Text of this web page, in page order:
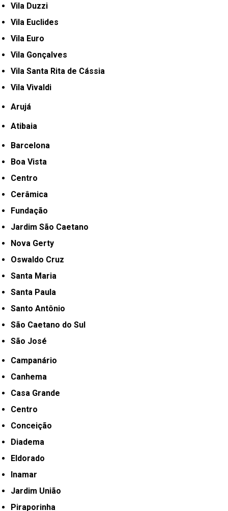
Vila Duzzi
Vila Euclides
Vila Euro
Vila Gonçalves
Vila Santa Rita de Cássia
Vila Vivaldi
Arujá
Atibaia
Barcelona
Boa Vista
Centro
Cerâmica
Fundação
Jardim São Caetano
Nova Gerty
Oswaldo Cruz
Santa Maria
Santa Paula
Santo Antônio
São Caetano do Sul
São José
Campanário
Canhema
Casa Grande
Centro
Conceição
Diadema
Eldorado
Inamar
Jardim União
Piraporinha